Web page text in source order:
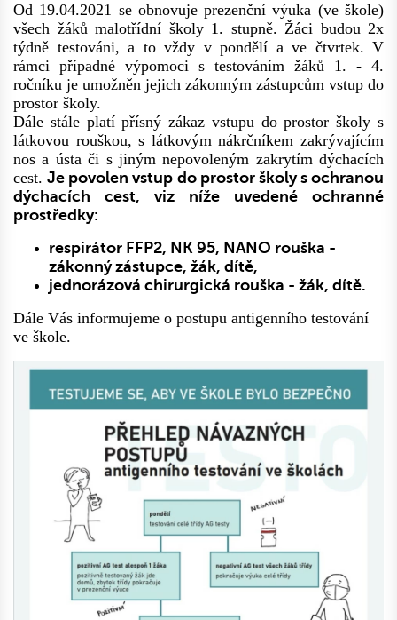
Od 19.04.2021 se obnovuje prezenční výuka (ve škole)
všech žáků malotřídní školy 1. stupně. Žáci budou 2x
týdně testováni, a to vždy v pondělí a ve čtvrtek. V
rámci případné výpomoci s testováním žáků 1. - 4.
ročníku je umožněn jejich zákonným zástupcům vstup do
prostor školy.
Dále stále platí přísný zákaz vstupu do prostor školy s
látkovou rouškou, s látkovým nákrčníkem zakrývajícím
nos a ústa či s jiným nepovoleným zakrytím dýchacích
cest.Je povolen vstup do prostor školy s ochranou
dýchacích cest, viz níže uvedené ochranné
prostředky:
respirátor FFP2, NK 95, NANO rouška -
zákonný zástupce, žák, dítě,
jednorázová chirurgická rouška - žák, dítě.
Dále Vás informujeme o postupu antigenního testování
ve škole.